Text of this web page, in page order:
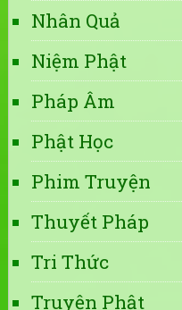
Nhân Quả
Niệm Phật
Pháp Âm
Phật Học
Phim Truyện
Thuyết Pháp
Tri Thức
Truyện Phật